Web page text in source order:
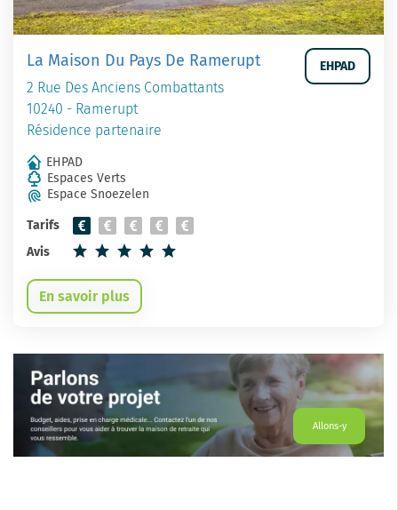
La Maison Du Pays De Ramerupt
2 Rue Des Anciens Combattants
10240 - Ramerupt
Résidence partenaire
EHPAD
EHPAD
Espaces Verts
Espace Snoezelen
Tarifs
Avis
En savoir plus
Allons-y